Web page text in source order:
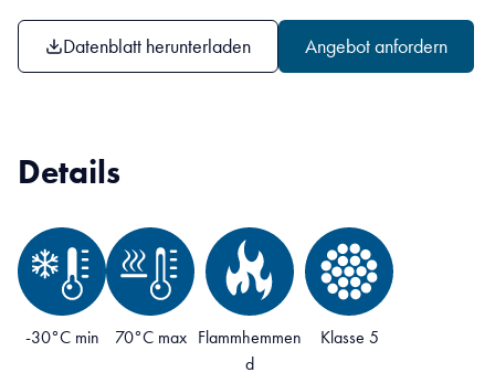
Datenblatt herunterladen Angebot anfordern
Details
-30°C min 70°C max
Flammhemmen
d
Klasse 5